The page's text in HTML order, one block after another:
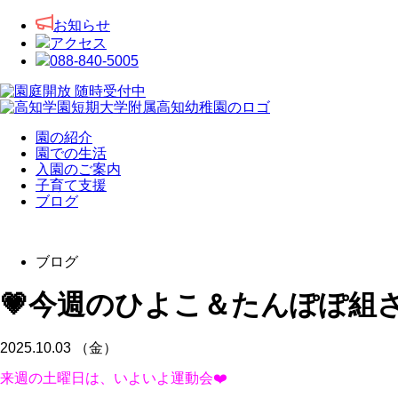
お知らせ
アクセス
088-840-5005
園の紹介
園での生活
入園のご案内
子育て支援
ブログ
ブログ
💗今週のひよこ＆たんぽぽ組
2025.10.03 （金）
来週の土曜日は、いよいよ運動会❤️